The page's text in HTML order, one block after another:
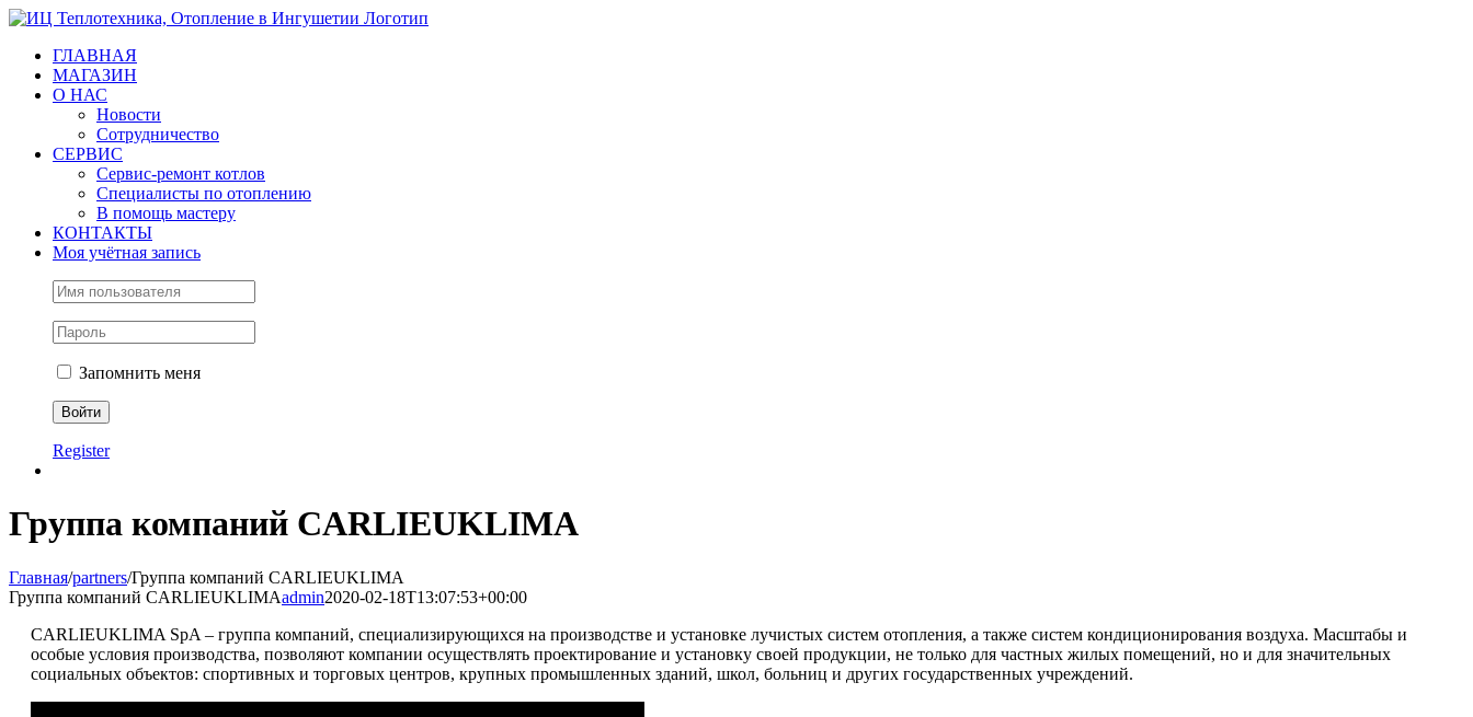
Skip
contentГЛАВНАЯ
МАГАЗИН
О НАС
Новости
Сотрудничество
СЕРВИС
Сервис-ремонт котлов
Специалисты по отоплению
В помощь мастеру
КОНТАКТЫ
Моя учётная запись
Запомнить меня
Register
Группа компаний CARLIEUKLIMA
Главная/partners/Группа компаний CARLIEUKLIMA
Группа компаний CARLIEUKLIMAadmin2020-02-18T13:07:53+00:00
CARLIEUKLIMA SpA – группа компаний, специализирующихся на производстве и установке лучистых систем отопления, а также систем кондиционирования воздуха. Масштабы и
особые условия производства, позволяют компании осуществлять проектирование и установку своей продукции, не только для частных жилых помещений, но и для значительных
социальных объектов: спортивных и торговых центров, крупных промышленных зданий, школ, больниц и других государственных учреждений.